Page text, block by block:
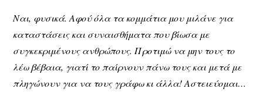
Ναι, φυσικά. Αφού όλα τα κομμάτια μου μιλάνε για
καταστάσεις και συναισθήματα που βίωσα με
συγκεκριμένους ανθρώπους. Προτιμώ να μην τους το
λέω βέβαια, γιατί το παίρνουν πάνω τους και μετά με
πληγώνουν για να τους γράφω κι άλλα! Αστειεύομαι…